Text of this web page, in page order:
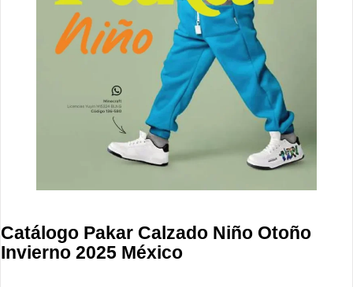
Catálogo Pakar Calzado Niño Otoño
Invierno 2025 México